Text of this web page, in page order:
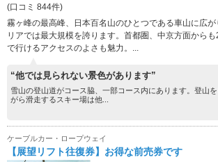
(口コミ 844件)
霧ヶ峰の最高峰、日本百名山のひとつである車山に広
リアでは最大規模を誇ります。首都圏、中京方面から
で行けるアクセスのよさも魅力。...
“他では見られない景色があります”
雪山の登山道がコース脇、一部コース内にあります。登山
がら滑走するスキー場は他...
ケーブルカー・ロープウェイ
【展望リフト往復券】お得な前売券です